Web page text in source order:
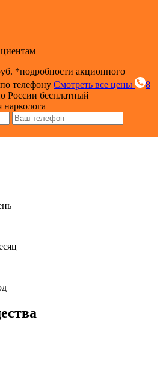
*подробности акционного
телефону Смотреть все цены
8
России бесплатный
нарколога